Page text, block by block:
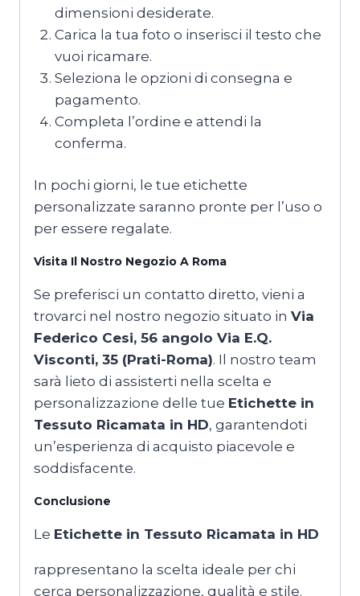
dimensioni desiderate.
Carica la tua foto o inserisci il testo che
vuoi ricamare.
Seleziona le opzioni di consegna e
pagamento.
Completa l’ordine e attendi la
conferma.
In pochi giorni, le tue etichette
personalizzate saranno pronte per l’uso o
per essere regalate.
Visita Il Nostro Negozio A Roma
Se preferisci un contatto diretto, vieni a
trovarci nel nostro negozio situato in Via
Federico Cesi, 56 angolo Via E.Q.
Visconti, 35 (Prati-Roma). Il nostro team
sarà lieto di assisterti nella scelta e
personalizzazione delle tue Etichette in
Tessuto Ricamata in HD, garantendoti
un’esperienza di acquisto piacevole e
soddisfacente.
Conclusione
Le Etichette in Tessuto Ricamata in HD
rappresentano la scelta ideale per chi
cerca personalizzazione, qualità e stile.